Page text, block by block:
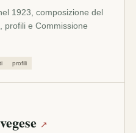
1923, composizione del
profili e Commissione
profili
↗